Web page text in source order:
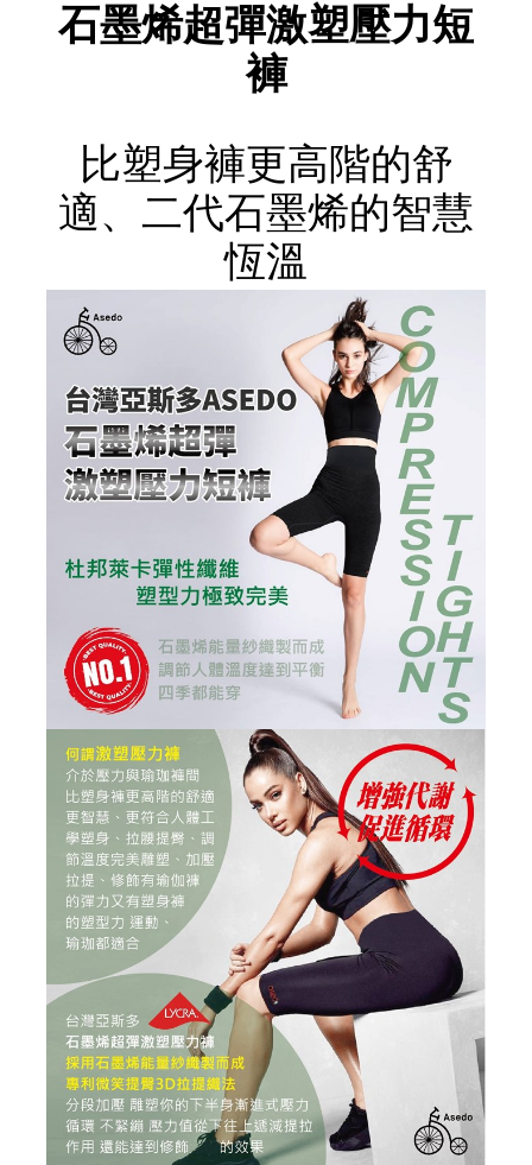
石墨烯超彈激塑壓力短
褲
比塑身褲更高階的舒
適、二代石墨烯的智慧
恆溫